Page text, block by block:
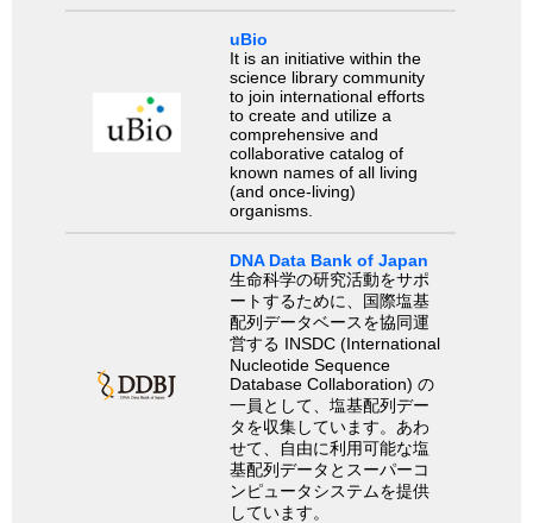
uBio
It is an initiative within the
science library community
to join international efforts
to create and utilize a
comprehensive and
collaborative catalog of
known names of all living
(and once-living)
organisms.
DNA Data Bank of Japan
生命科学の研究活動をサポ
ートするために、国際塩基
配列データベースを協同運
営する INSDC (International
Nucleotide Sequence
Database Collaboration) の
一員として、塩基配列デー
タを収集しています。あわ
せて、自由に利用可能な塩
基配列データとスーパーコ
ンピュータシステムを提供
しています。